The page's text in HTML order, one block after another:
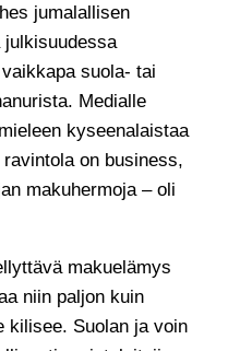
jumalallisen
suola- tai
Medialle
kyseenalaistaa
on business,
makuhermoja – oli
makuelämys
niin paljon kuin
kilisee. Suolan ja voin